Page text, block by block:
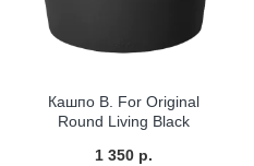
Кашпо B. For Original
Round Living Black
1 350 р.